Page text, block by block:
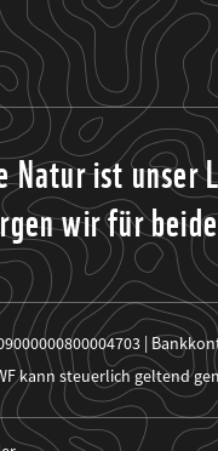
Natur ist unser
wir für
|
kann steuerlich geltend